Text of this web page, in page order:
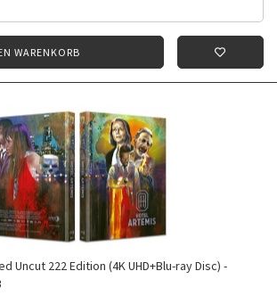
WARENKORB
Uncut 222 Edition (4K UHD+Blu-ray Disc) -